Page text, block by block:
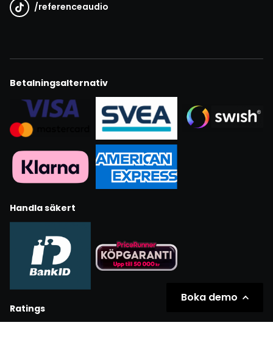
/referenceaudio
Betalningsalternativ
Handla säkert
Ratings
Boka demo